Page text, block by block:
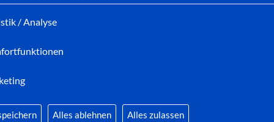
/ Analyse
Alles ablehnen Alles zulassen
insgesamt annähernd gleich. Behinderte
angewiesen sind, erhalten eine wettergeschützte
der Rückseite zugänglich ist und ausreichend
Der gesamte Bereich wird in Abstimmung mit
und sehbehinderte/blinde Mitbürger/-innen
und damit sichere – Bewegungsspielräume,